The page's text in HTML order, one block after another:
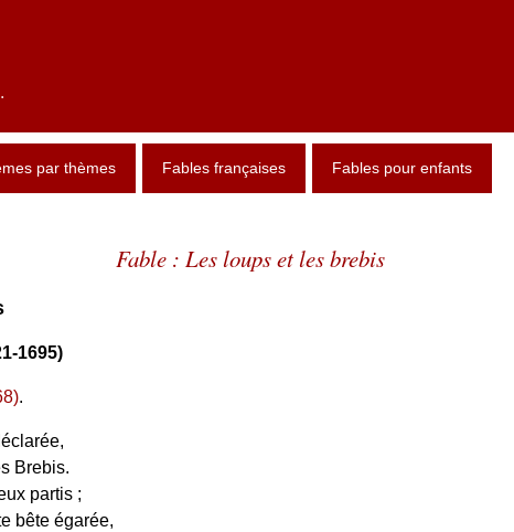
par thèmes Fables françaises Fables pour enfants
Fable : Les loups et les brebis
1695)
.
Brebis.
partis ;
bête égarée,